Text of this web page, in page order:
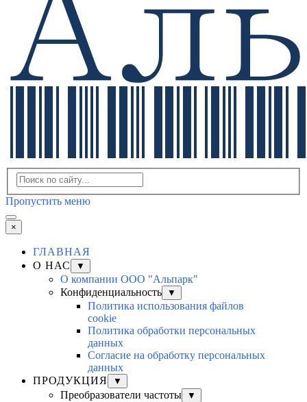
Пропустить меню
×
ГЛАВНАЯ
О НАС
▼
О компании ООО "Альпарк"
Конфиденциальность
▼
Политика использования файлов
cookie
Политика обработки персональных
данных
Согласие на обработку персональных
данных
ПРОДУКЦИЯ
▼
Преобразователи частоты ▼